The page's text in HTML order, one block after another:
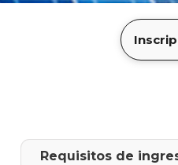
Requisitos de